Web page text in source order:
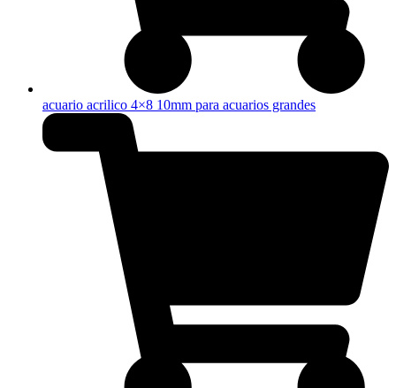
acuario acrilico 4×8 10mm para acuarios grandes